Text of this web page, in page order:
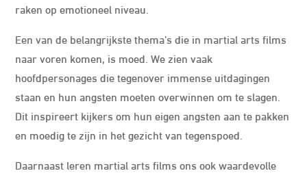
raken op emotioneel niveau.
Een van de belangrijkste thema’s die in martial arts films
naar voren komen, is moed. We zien vaak
hoofdpersonages die tegenover immense uitdagingen
staan en hun angsten moeten overwinnen om te slagen.
Dit inspireert kijkers om hun eigen angsten aan te pakken
en moedig te zijn in het gezicht van tegenspoed.
Daarnaast leren martial arts films ons ook waardevolle